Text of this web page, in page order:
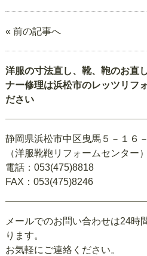
« 前の記事へ
洋服の寸法直し、靴、鞄のお直
ナー修理は浜松市のレッツリフ
ださい
静岡県浜松市中区曳馬５－１６
（洋服靴鞄リフォームセンター）
電話：053(475)8818
FAX：053(475)8246
メールでのお問い合わせは24時
ります。
お気軽にご連絡ください。